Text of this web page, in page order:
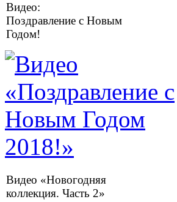
Видео:
Поздравление с Новым
Годом!
Видео «Новогодняя
коллекция. Часть 2»